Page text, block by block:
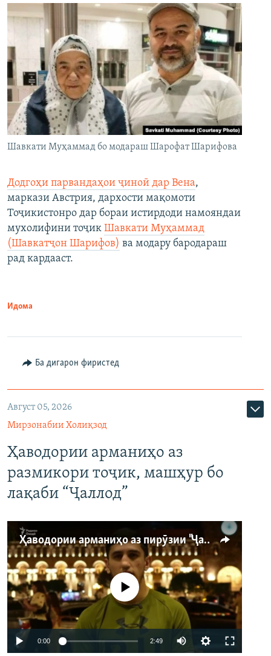
Шавкати Муҳаммад бо модараш Шарофат Шарифова
Додгоҳи парвандаҳои ҷиноӣ дар Вена,
маркази Австрия, дархости мақомоти
Тоҷикистонро дар бораи истирдоди намояндаи
мухолифини тоҷик Шавкати Муҳаммад
(Шавкатҷон Шарифов) ва модару бародараш
рад кардааст.
Идома
Ба дигарон фиристед
Август 05, 2026
Мирзонабии Холиқзод
Ҳаводории арманиҳо аз
размикори тоҷик, машҳур бо
лақаби “Ҷаллод”
Ҳаводории арманиҳо аз пирӯзии "Ҷаллод"-и тоҷик
Феълан кор намекунад
0:00 2:49